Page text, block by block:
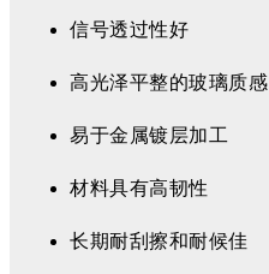
信号透过性好
高光泽平整的玻璃质感
易于金属镀层加工
材料具有高韧性
长期耐刮擦和耐候佳